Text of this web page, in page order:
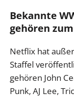
Bekannte
gehören
Netflix hat
Staffel
gehören John
Punk, AJ Lee,